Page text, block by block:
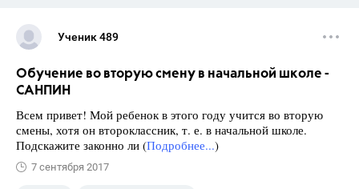
Ученик 489
Обучение во вторую смену в начальной школе -
САНПИН
Всем привет! Мой ребенок в этого году учится во вторую
смены, хотя он второклассник, т. е. в начальной школе.
Подскажите законно ли (Подробнее...)
7 сентября 2017